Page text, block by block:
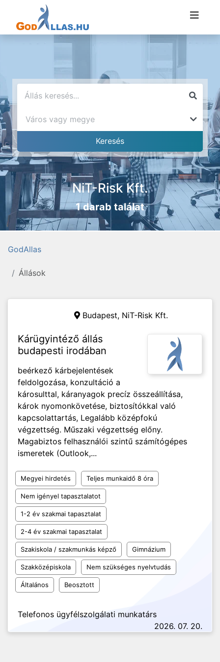
NiT-Risk Kft.
1 darab találat
GodAllas
Állások
Budapest, NiT-Risk Kft.
Kárügyintéző állás
budapesti irodában
beérkező kárbejelentések
feldolgozása, konzultáció a
károsulttal, káranyagok precíz összeállítása,
károk nyomonkövetése, biztosítókkal való
kapcsolattartás, Legalább középfokú
végzettség. Műszaki végzettség előny.
Magabiztos felhasználói szintű számítógépes
ismeretek (Outlook,...
Megyei hirdetés Teljes munkaidő 8 óra
Nem igényel tapasztalatot
1-2 év szakmai tapasztalat
2-4 év szakmai tapasztalat
Szakiskola / szakmunkás képző Gimnázium
Szakközépiskola Nem szükséges nyelvtudás
Általános Beosztott
Telefonos ügyfélszolgálati munkatárs
2026. 07. 20.